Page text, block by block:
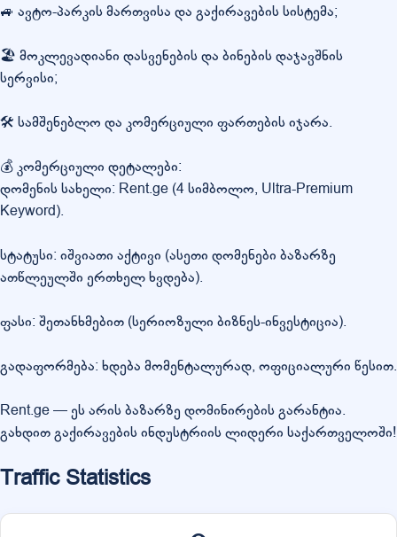
🚙 ავტო-პარკის მართვისა და გაქირავების სისტემა;
🏖️ მოკლევადიანი დასვენების და ბინების დაჯავშნის
სერვისი;
🛠️ სამშენებლო და კომერციული ფართების იჯარა.
💰 კომერციული დეტალები:
დომენის სახელი: Rent.ge (4 სიმბოლო, Ultra-Premium
Keyword).
სტატუსი: იშვიათი აქტივი (ასეთი დომენები ბაზარზე
ათწლეულში ერთხელ ხვდება).
ფასი: შეთანხმებით (სერიოზული ბიზნეს-ინვესტიცია).
გადაფორმება: ხდება მომენტალურად, ოფიციალური წესით.
Rent.ge — ეს არის ბაზარზე დომინირების გარანტია.
გახდით გაქირავების ინდუსტრიის ლიდერი საქართველოში!
Traffic Statistics